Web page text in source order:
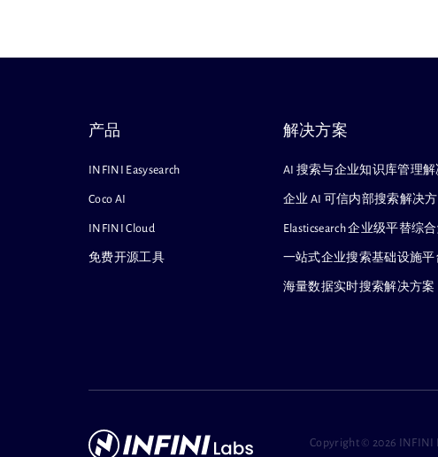
产品
INFINI Easysearch
Coco AI
INFINI Cloud
免费开源工具
解决方案
AI 搜索与企业知识库管理解
企业 AI 可信内部搜索解决
Elasticsearch 企业级平替综
一站式企业搜索基础设施平
海量数据实时搜索解决方案
Copyright © 2026 INFINI